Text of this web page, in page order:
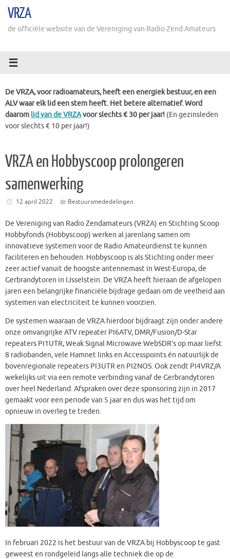
naarVRZA
de officiële website van de Vereniging van Radio Zend Amateurs
De VRZA, voor radioamateurs, heeft een energiek bestuur, en een
ALV waar elk lid een stem heeft. Het betere alternatief. Word
daarom lid van de VRZAvoor slechts € 30 per jaar! (En gezinsleden
voor slechts € 10 per jaar!)
VRZA en Hobbyscoop prolongeren
samenwerking
12 april 2022 Bestuursmededelingen
De Vereniging van Radio Zendamateurs (VRZA) en Stichting Scoop
Hobbyfonds (Hobbyscoop) werken al jarenlang samen om
innovatieve systemen voor de Radio Amateurdienst te kunnen
faciliteren en behouden. Hobbyscoop is als Stichting onder meer
zeer actief vanuit de hoogste antennemast in West-Europa, de
Gerbrandytoren in IJsselstein. De VRZA heeft hieraan de afgelopen
jaren een belangrijke financiële bijdrage gedaan om de veelheid aan
systemen van electriciteit te kunnen voorzien.
De systemen waaraan de VRZA hierdoor bijdraagt zijn onder andere
onze omvangrijke ATV repeater PI6ATV, DMR/Fusion/D-Star
repeaters PI1UTR, Weak Signal Microwave WebSDR’s op maar liefst
8 radiobanden, vele Hamnet links en Accesspoints én natuurlijk de
bovenregionale repeaters PI3UTR en PI2NOS. Ook zendt PI4VRZ/A
wekelijks uit via een remote verbinding vanaf de Gerbrandytoren
over heel Nederland. Afspraken over deze sponsoring zijn in 2017
gemaakt voor een periode van 5 jaar en dus was het tijd om
opnieuw in overleg te treden.
In februari 2022 is het bestuur van de VRZA bij Hobbyscoop te gast
geweest en rondgeleid langs alle techniek die op de